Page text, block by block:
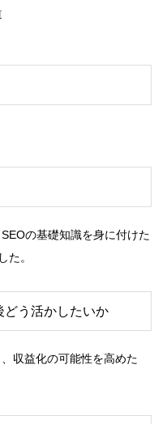
の基礎知識を身に付けた
た。
どう活かしたいか
収益化の可能性を高めた